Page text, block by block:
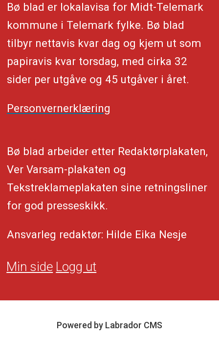
Bø blad er lokalavisa for Midt-Telemark
kommune i Telemark fylke. Bø blad
tilbyr nettavis kvar dag og kjem ut som
papiravis kvar torsdag, med cirka 32
sider per utgåve og 45 utgåver i året.
Personvernerklæring
Bø blad arbeider etter Redaktørplakaten,
Ver Varsam-plakaten og
Tekstreklameplakaten sine retningsliner
for god presseskikk.
Ansvarleg redaktør: Hilde Eika Nesje
Min side Logg ut
Powered by Labrador CMS